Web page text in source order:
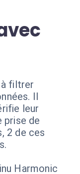
à filtrer
Il
leur
prise de
2 de ces
Harmonic